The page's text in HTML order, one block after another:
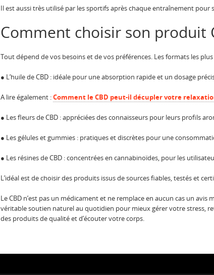
Il est aussi très utilisé par les sportifs après chaque entraînement pour
Comment choisir son produit
Tout dépend de vos besoins et de vos préférences. Les formats les
● L’huile de CBD : idéale pour une absorption rapide et un dosage
A lire également :Comment le CBD peut-il décupler votre
● Les fleurs de CBD : appréciées des connaisseurs pour leurs profils
● Les gélules et gummies : pratiques et discrètes pour une
● Les résines de CBD : concentrées en cannabinoïdes, pour les
L’idéal est de choisir des produits issus de sources fiables, testés et
Le CBD n’est pas un médicament et ne remplace en aucun cas un
véritable soutien naturel au quotidien pour mieux gérer votre stress,
des produits de qualité et d’écouter votre corps.